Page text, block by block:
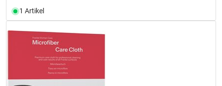
1 Artikel